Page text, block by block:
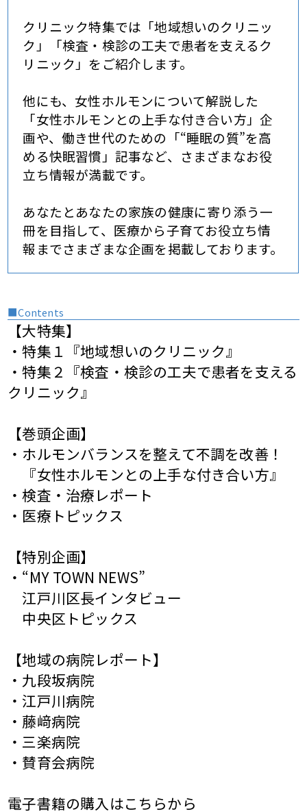
クリニック特集では「地域想いのクリニッ
ク」「検査・検診の工夫で患者を支えるク
リニック」をご紹介します。
他にも、女性ホルモンについて解説した
「女性ホルモンとの上手な付き合い方」企
画や、働き世代のための「“睡眠の質”を高
める快眠習慣」記事など、さまざまなお役
立ち情報が満載です。
あなたとあなたの家族の健康に寄り添う一
冊を目指して、医療から子育てお役立ち情
報までさまざまな企画を掲載しております。
■Contents
【大特集】
・特集１『地域想いのクリニック』
・特集２『検査・検診の工夫で患者を支える
クリニック』
【巻頭企画】
・ホルモンバランスを整えて不調を改善！
『女性ホルモンとの上手な付き合い方』
・検査・治療レポート
・医療トピックス
【特別企画】
・“MY TOWN NEWS”
江戸川区長インタビュー
中央区トピックス
【地域の病院レポート】
・九段坂病院
・江戸川病院
・藤﨑病院
・三楽病院
・賛育会病院
電子書籍の購入はこちらから